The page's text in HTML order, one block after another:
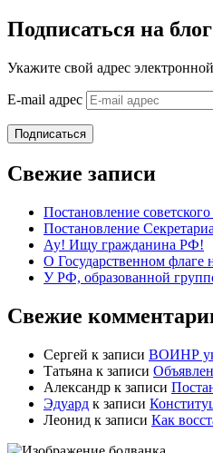
Подписаться на
Укажите свой адрес
E-mail адрес
Подписаться
Свежие записи
Постановление
Постановление
Ау! Ищу гражданина РФ!
О Государственном флаге
У РФ, образованной
Свежие
Сергей к записи ВОИНР
Татьяна к записи
Александр к записи
Эдуард к записи
Леонид к записи Как